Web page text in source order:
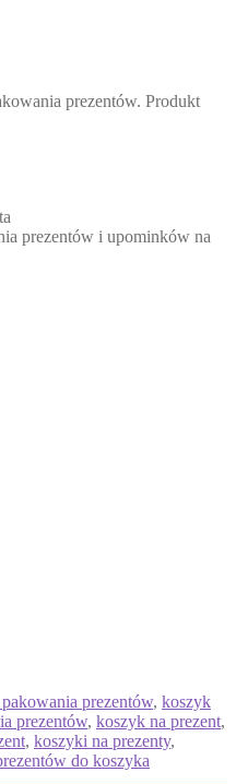
prezentów. Produkt
prezentów i upominków na
prezentów, koszyk
prezentów, koszyk na prezent,
, koszyki na prezenty,
do koszyka